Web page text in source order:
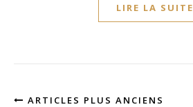
LIRE LA SUITE
ARTICLES PLUS ANCIENS